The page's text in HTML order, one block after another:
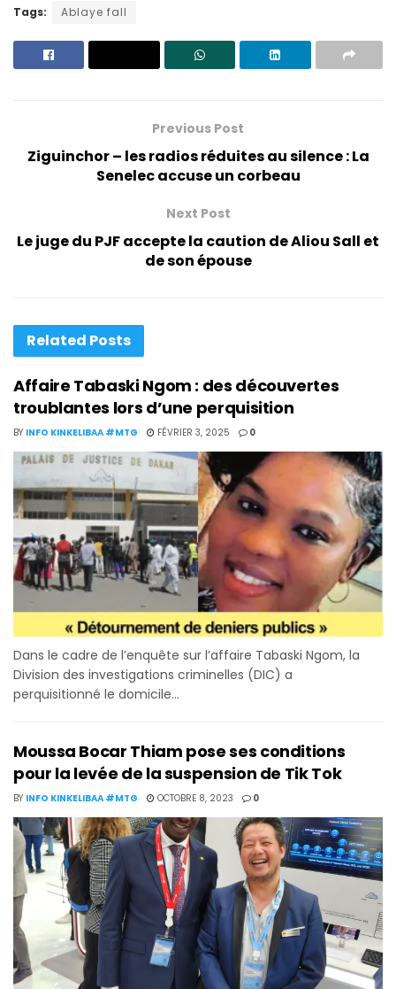
Tags: Ablaye fall
Previous Post
Ziguinchor – les radios réduites au silence : La
Senelec accuse un corbeau
Next Post
Le juge du PJF accepte la caution de Aliou Sall et
de son épouse
Related Posts
Affaire Tabaski Ngom : des découvertes
troublantes lors d’une perquisition
BY INFO KINKELIBAA #MTG FÉVRIER 3, 2025 0
Dans le cadre de l’enquête sur l’affaire Tabaski Ngom, la
Division des investigations criminelles (DIC) a
perquisitionné le domicile...
Moussa Bocar Thiam pose ses conditions
pour la levée de la suspension de Tik Tok
BY INFO KINKELIBAA #MTG OCTOBRE 8, 2023 0